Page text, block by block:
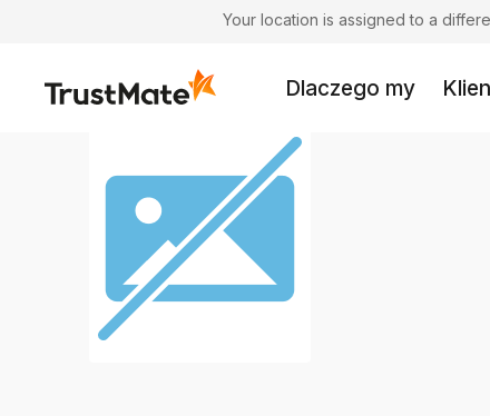
Your location is assigned to a
Dlaczego my